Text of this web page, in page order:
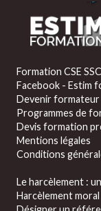
Formation CSE
Facebook - Estim
Devenir formateur
Programmes de
Devis formation
Mentions légales
Conditions
Le harcèlement :
Harcèlement